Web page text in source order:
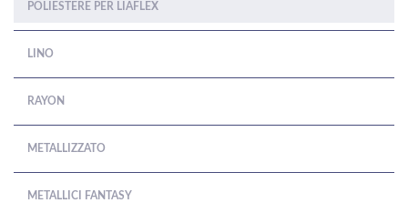
POLIESTERE PER LIAFLEX
LINO
RAYON
METALLIZZATO
METALLICI FANTASY